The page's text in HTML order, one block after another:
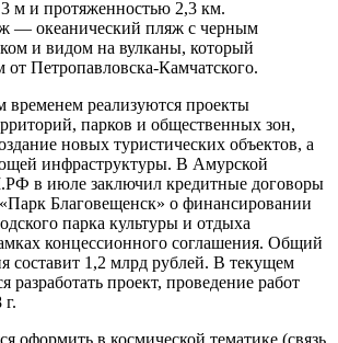
м и протяженностью 2,3 км.
— океанический пляж с черным
и видом на вулканы, который
Петропавловска-Камчатского.
реализуются проекты
парков и общественных зон,
новых туристических объектов, а
инфраструктуры. В Амурской
в июле заключил кредитные договоры
Благовещенск» о финансировании
парка культуры и отдыха
концессионного соглашения. Общий
составит 1,2 млрд рублей. В текущем
разработать проект, проведение работ
оформить в космической тематике (связь